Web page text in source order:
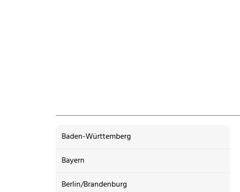
Baden-Württemberg
Bayern
Berlin/Brandenburg